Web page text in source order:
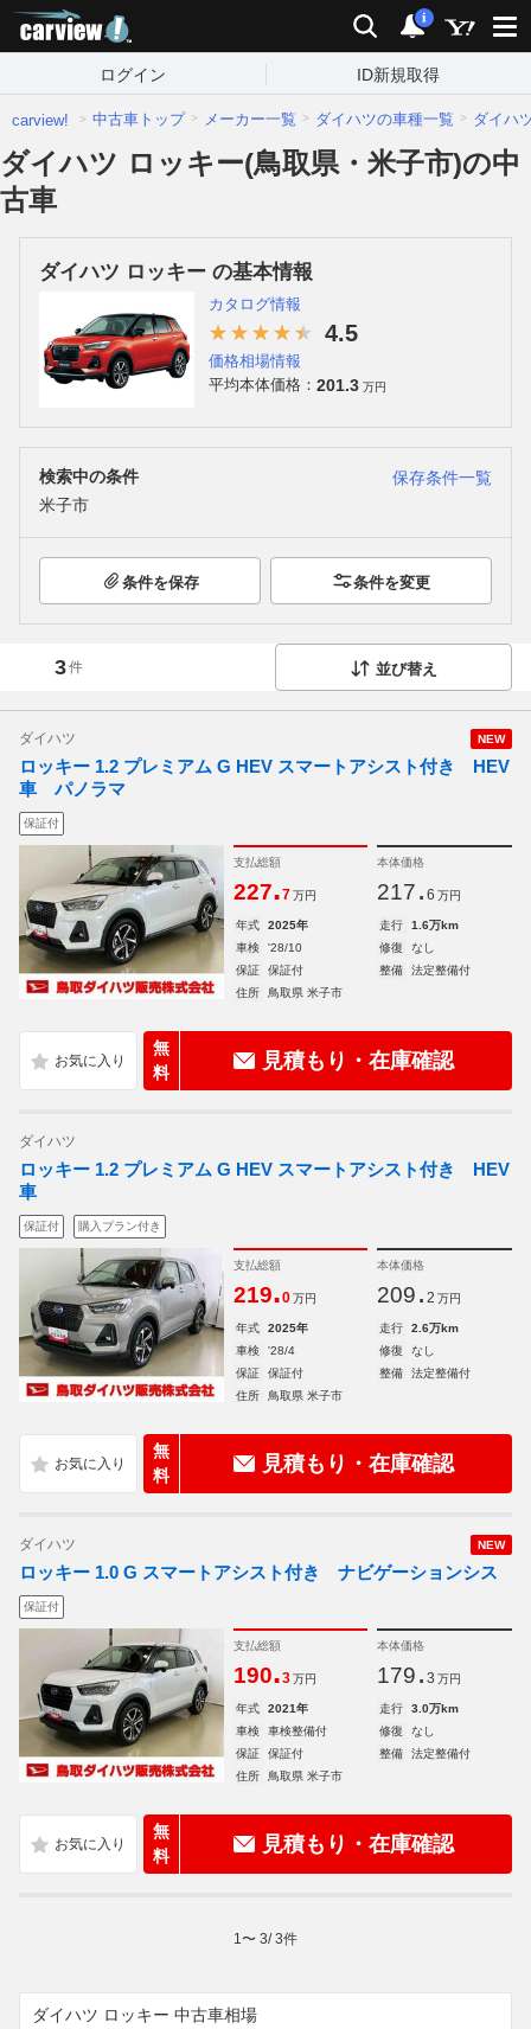
検索 通知
i
ログイン ID新規取得
carview! 中古車トップ メーカー一覧 ダイハツの車種一覧 ダイハ
ダイハツ ロッキー(鳥取県・米子市)の中
古車
ダイハツ ロッキー の基本情報
カタログ情報
4.5
価格相場情報
平均本体価格： 201.3 万円
検索中の条件
保存条件一覧
米子市
条件を保存 条件を変更
3件 並び替え
NEW
ダイハツ
ロッキー 1.2 プレミアム G HEV スマートアシスト付き HEV
車 パノラマ
保証付
支払総額
227.7 万円
本体価格
217. 6 万円
年式 2025年 走行
1.6万km
車検
'28/10 修復
なし
保証
保証付 整備
法定整備付
住所
鳥取県 米子市
無
料
見積もり・在庫確認
ダイハツ
ロッキー 1.2 プレミアム G HEV スマートアシスト付き HEV
車
保証付 購入プラン付き
支払総額
219.0 万円
本体価格
209. 2 万円
年式 2025年 走行
2.6万km
車検
'28/4 修復
なし
保証
保証付 整備
法定整備付
住所
鳥取県 米子市
無
料
見積もり・在庫確認
NEW
ダイハツ
ロッキー 1.0 G スマートアシスト付き ナビゲーションシス
保証付
支払総額
190.3 万円
本体価格
179. 3 万円
年式 2021年 走行
3.0万km
車検
車検整備付 修復
なし
保証
保証付 整備
法定整備付
住所
鳥取県 米子市
無
料
見積もり・在庫確認
1 〜 3/3件
ダイハツ ロッキー 中古車相場